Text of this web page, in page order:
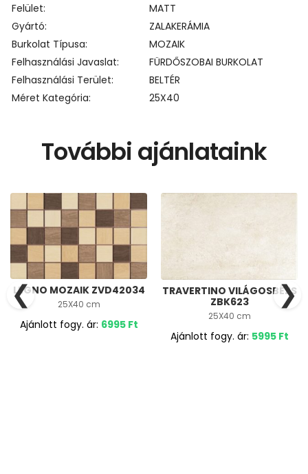
Felület
MATT
Gyártó
ZALAKERÁMIA
Burkolat Típusa
MOZAIK
Felhasználási Javaslat
FÜRDŐSZOBAI BURKOLAT
Felhasználási Terület
BELTÉR
Méret Kategória
25X40
További ajánlataink
LEGNO MOZAIK ZVD42034
25X40 cm
Ajánlott fogy. ár: 6995 Ft
TRAVERTINO VILÁGOSBÉZS
ZBK623
25X40 cm
Ajánlott fogy. ár: 5995 Ft
❮ ❯